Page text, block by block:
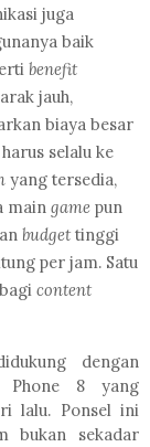
juga
baik
benefit
jauh,
biaya besar
selalu ke
yang tersedia,
main game pun
budget tinggi
per jam. Satu
content
dengan
Phone 8 yang
lalu. Ponsel ini
bukan sekadar